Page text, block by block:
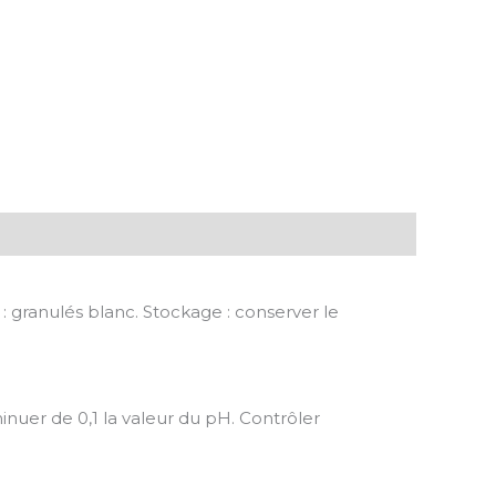
blanc. Stockage : conserver le
de 0,1 la valeur du pH. Contrôler